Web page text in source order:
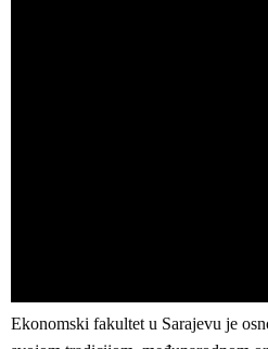
Ekonomski fakultet u Sarajevu je